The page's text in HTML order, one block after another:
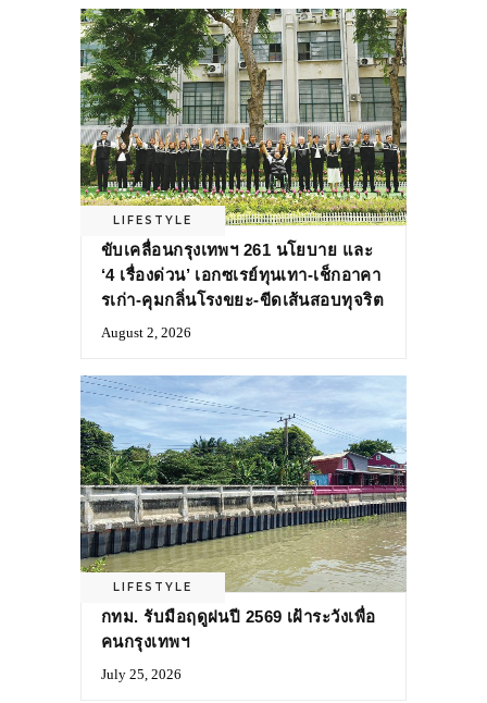
LIFESTYLE
ขับเคลื่อนกรุงเทพฯ 261 นโยบาย และ
‘4 เรื่องด่วน’ เอกซเรย์ทุนเทา-เช็กอาคา
รเก่า-คุมกลิ่นโรงขยะ-ขีดเส้นสอบทุจริต
August 2, 2026
LIFESTYLE
กทม. รับมือฤดูฝนปี 2569 เฝ้าระวังเพื่อ
คนกรุงเทพฯ
July 25, 2026